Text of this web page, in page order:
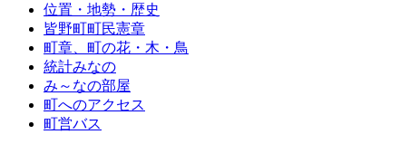
位置・地勢・歴史
皆野町町民憲章
町章、町の花・木・鳥
統計みなの
み～なの部屋
町へのアクセス
町営バス